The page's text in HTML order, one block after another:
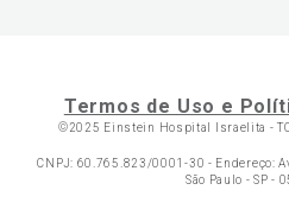
Termos de Uso e
©2025 Einstein Hospital Israelita -
CNPJ: 60.765.823/0001-30 - Endereço:
São Paulo - SP -